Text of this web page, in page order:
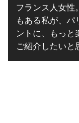
フランス人女性
もある私が、パ
ントに、もっと
ご紹介したいと